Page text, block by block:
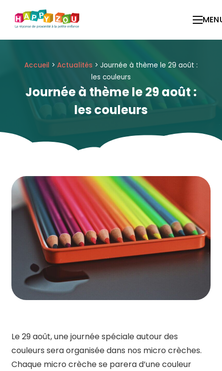
Accueil > Actualités > Journée à thème le 29 août :
les couleurs
Journée à thème le 29 août :
les couleurs
Le 29 août, une journée spéciale autour des
couleurs sera organisée dans nos micro crèches.
Chaque micro crèche se parera d’une couleur